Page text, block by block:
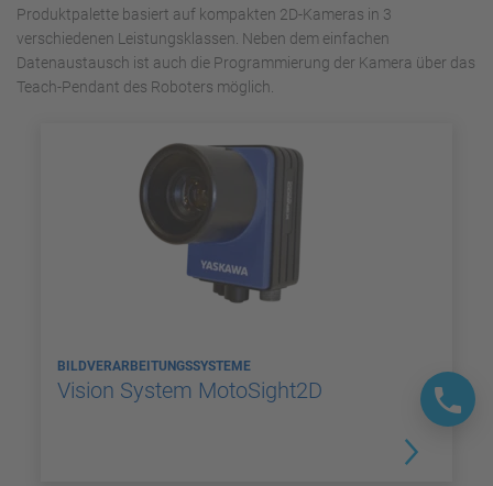
Produktpalette basiert auf kompakten 2D-Kameras in 3
verschiedenen Leistungsklassen. Neben dem einfachen
Datenaustausch ist auch die Programmierung der Kamera über das
Teach-Pendant des Roboters möglich.
BILDVERARBEITUNGSSYSTEME
Vision System MotoSight2D